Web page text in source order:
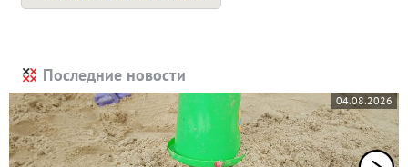
Последние новости
04.08.2026